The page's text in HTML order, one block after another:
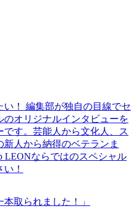
！ 編集部が独自の目線でセ
のオリジナルインタビューを
す。芸能人から文化人、ス
人から納得のベテランま
LEONならではのスペシャル
！
取られました！」